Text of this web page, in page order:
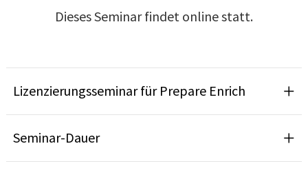
Dieses Seminar findet online statt.
Lizenzierungsseminar für Prepare Enrich
Seminar-Dauer